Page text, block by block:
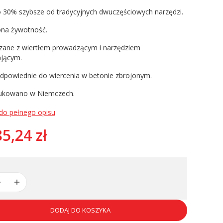
szybsze od tradycyjnych dwuczęściowych narzędzi.
żywotność.
z wiertłem prowadzącym i narzędziem
do wiercenia w betonie zbrojonym.
w Niemczech.
pełnego opisu
zł
DODAJ DO KOSZYKA